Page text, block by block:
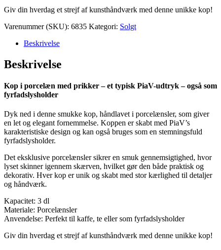
Giv din hverdag et strejf af kunsthåndværk med denne unikke kop!
Varenummer (SKU): 6835 Kategori: Solgt
Beskrivelse
Beskrivelse
Kop i porcelæn med prikker – et typisk PiaV-udtryk – også som
fyrfadslysholder
Dyk ned i denne smukke kop, håndlavet i porcelænsler, som giver
en let og elegant fornemmelse. Koppen er skabt med PiaV’s
karakteristiske design og kan også bruges som en stemningsfuld
fyrfadslysholder.
Det eksklusive porcelænsler sikrer en smuk gennemsigtighed, hvor
lyset skinner igennem skærven, hvilket gør den både praktisk og
dekorativ. Hver kop er unik og skabt med stor kærlighed til detaljer
og håndværk.
Kapacitet: 3 dl
Materiale: Porcelænsler
Anvendelse: Perfekt til kaffe, te eller som fyrfadslysholder
Giv din hverdag et strejf af kunsthåndværk med denne unikke kop!